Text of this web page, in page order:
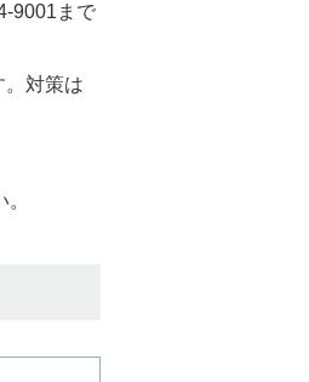
9001まで
。対策は